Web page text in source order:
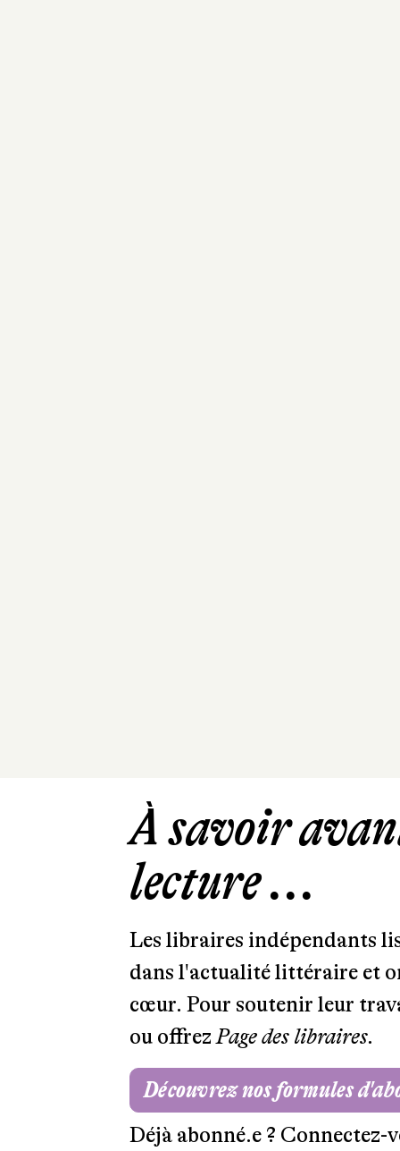
À savoir
lecture ...
Les libraires indépendants
dans l'actualité littéraire et
cœur. Pour soutenir leur
ou offrezPage des libraires.
Découvrez nos formules
Déjà abonné.e ? Connectez-